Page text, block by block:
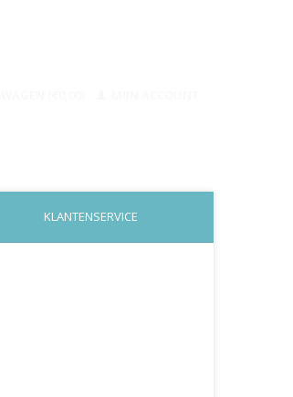
KLANTENSERVICE